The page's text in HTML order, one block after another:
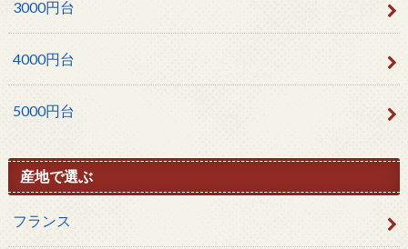
3000円台
4000円台
5000円台
産地で選ぶ
フランス